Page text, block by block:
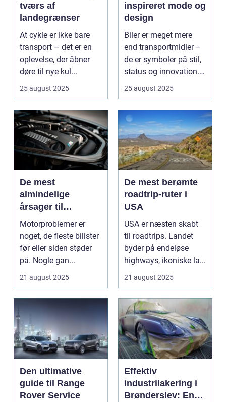
tværs af
landegrænser
At cykle er ikke bare
transport – det er en
oplevelse, der åbner
døre til nye kul...
25 august 2025
inspireret mode og
design
Biler er meget mere
end transportmidler –
de er symboler på stil,
status og innovation.
...
25 august 2025
De mest
almindelige
årsager til
motorproblemer
Motorproblemer er
noget, de fleste bilister
før eller siden støder
på. Nogle gan...
21 august 2025
De mest berømte
roadtrip-ruter i
USA
USA er næsten skabt
til roadtrips. Landet
byder på endeløse
highways, ikoniske la...
21 august 2025
Den ultimative
guide til Range
Rover Service
Effektiv
industrilakering i
Brønderslev: En